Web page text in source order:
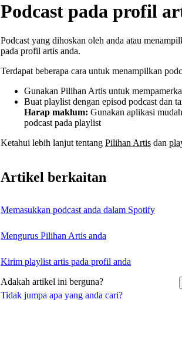
Tidak jumpa apa yang anda cari?
Podcast pada profil
Podcast yang dihoskan oleh anda atau
pada profil artis anda.
Terdapat beberapa cara untuk menampilkan
Gunakan Pilihan Artis untuk
Buat playlist dengan episod podcast dan
Harap maklum: Gunakan aplikasi
podcast pada playlist
Ketahui lebih lanjut tentang Pilihan Artis dan
Artikel berkaitan
Memasukkan podcast anda dalam Spotify
Mengurus Pilihan Artis anda
Kirim playlist artis pada profil anda
Adakah artikel ini berguna?